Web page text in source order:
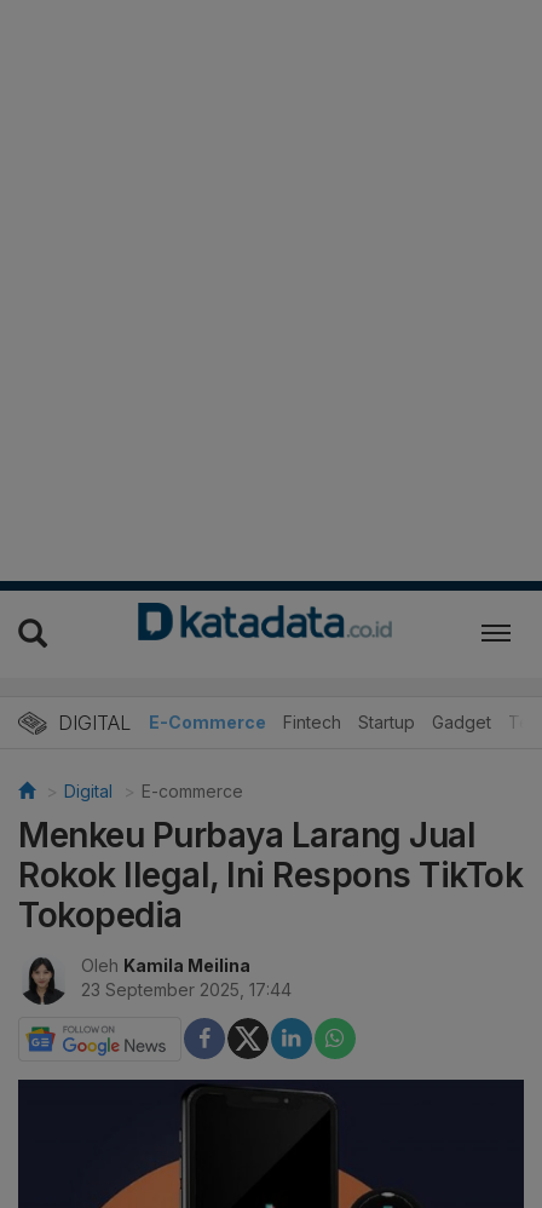
DIGITAL E-Commerce Fintech Startup Gadget
Digital E-commerce
Menkeu Purbaya Larang Jual
Rokok Ilegal, Ini Respons TikTok
Tokopedia
Oleh Kamila Meilina
23 September 2025, 17:44